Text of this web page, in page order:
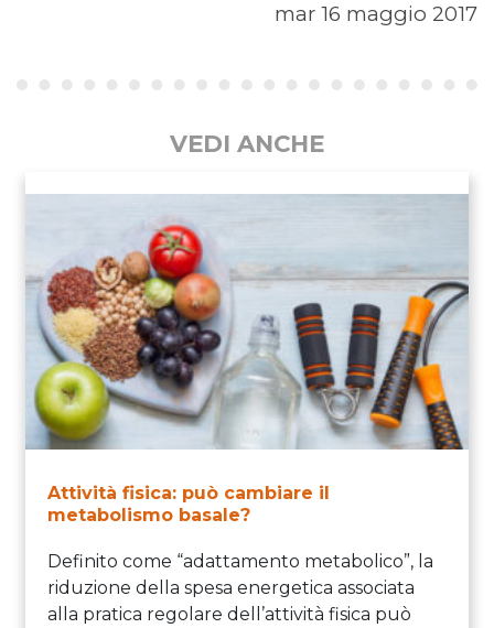
mar 16 maggio 2017
VEDI ANCHE
Attività fisica: può cambiare il
metabolismo basale?
Definito come “adattamento metabolico”, la
riduzione della spesa energetica associata
alla pratica regolare dell’attività fisica può